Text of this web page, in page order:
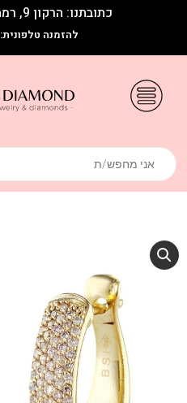
כתובתנו: הרקון 9, רמת גן, מתחם הבורסה
להזמנה טלפונית: 053-888-8972